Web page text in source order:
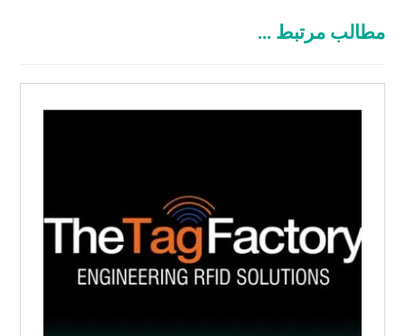
مطالب مرتبط ...